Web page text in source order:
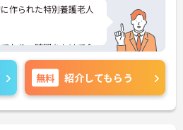
作られた特別養護老人
おり、時間をかけて介
あり、特養が初めての
策ポイントなど、さら
で、お気軽にご相談く
無料 紹介してもらう